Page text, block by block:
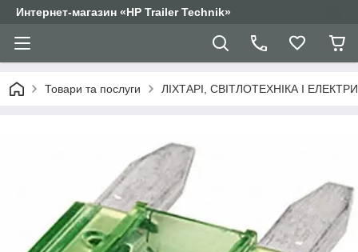
Интернет-магазин «HP Trailer Technik»
Товари та послуги ЛІХТАРІ, СВІТЛОТЕХНІКА І